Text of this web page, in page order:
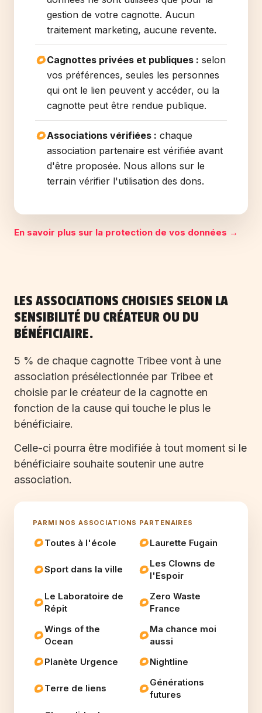
gestion de votre cagnotte. Aucun
traitement marketing, aucune revente.
Cagnottes privées et publiques : selon
vos préférences, seules les personnes
qui ont le lien peuvent y accéder, ou la
cagnotte peut être rendue publique.
Associations vérifiées : chaque
association partenaire est vérifiée avant
d'être proposée. Nous allons sur le
terrain vérifier l'utilisation des dons.
En savoir plus sur la protection de vos données →
LES ASSOCIATIONS CHOISIES SELON LA
SENSIBILITÉ DU CRÉATEUR OU DU
BÉNÉFICIAIRE.
5 % de chaque cagnotte Tribee vont à une
association présélectionnée par Tribee et
choisie par le créateur de la cagnotte en
fonction de la cause qui touche le plus le
bénéficiaire.
Celle-ci pourra être modifiée à tout moment si le
bénéficiaire souhaite soutenir une autre
association.
PARMI NOS ASSOCIATIONS PARTENAIRES
Toutes à l'école Laurette Fugain
Sport dans la ville
Les Clowns de
l'Espoir
Le Laboratoire de
Répit
Zero Waste
France
Wings of the
Ocean
Ma chance moi
aussi
Planète Urgence
Nightline
Terre de liens
Générations
futures